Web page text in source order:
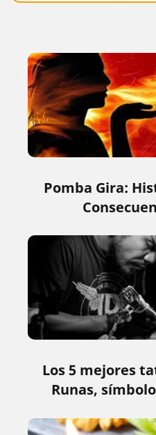
Pomba Gira:
Los 5 mejores
Runas,